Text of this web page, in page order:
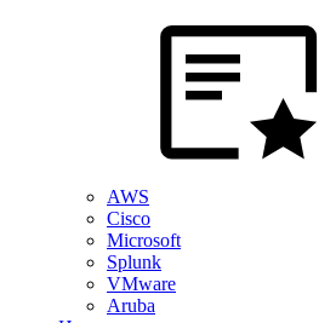
AWS
Cisco
Microsoft
Splunk
VMware
Aruba